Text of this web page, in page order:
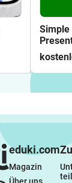
Simple
eduki.com
Magazin